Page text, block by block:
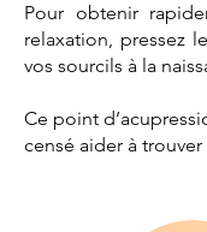
Pour obtenir
relaxation, pressez
vos sourcils à la
Ce point
censé aider à